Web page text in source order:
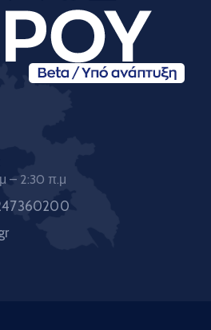
– 2:30 π.μ